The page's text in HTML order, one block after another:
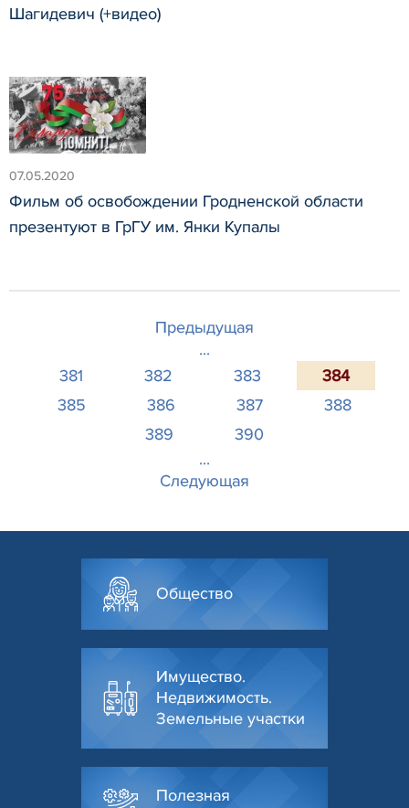
Шагидевич (+видео)
07.05.2020
Фильм об освобождении Гродненской области
презентуют в ГрГУ им. Янки Купалы
Предыдущая
...
381
382 383
384
385
386 387
388
389
390
...
Следующая
Общество
Имущество.
Недвижимость.
Земельные участки
Полезная